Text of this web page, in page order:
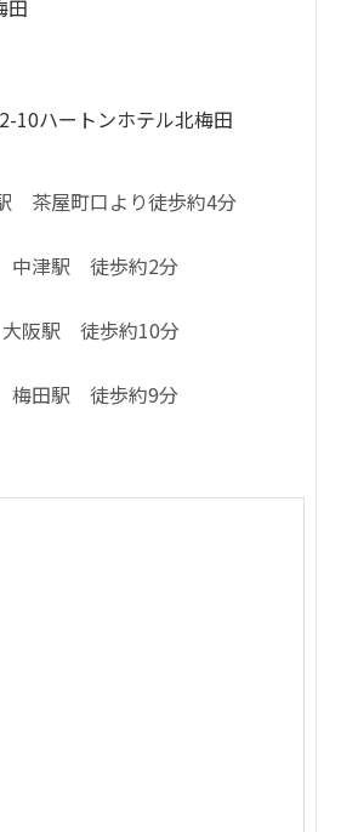
田
10ハートンホテル北梅田
茶屋町口より徒歩約4分
中津駅 徒歩約2分
大阪駅 徒歩約10分
梅田駅 徒歩約9分